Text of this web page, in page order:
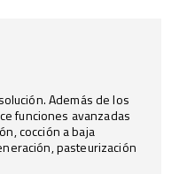
Además de los
funciones avanzadas
cocción a baja
pasteurización